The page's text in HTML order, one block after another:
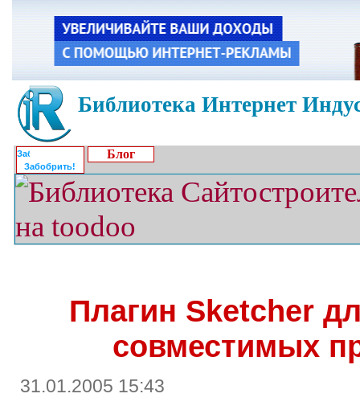
Библиотека Интернет
Забобрить!
Блог
Плагин Sketcher
совместимых
31.01.2005 15:43